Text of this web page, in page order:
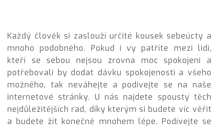
Každý člověk si zaslouží určité kousek sebeúcty a
mnoho podobného. Pokud i vy patříte mezi lidi,
kteří se sebou nejsou zrovna moc spokojeni a
potřebovali by dodat dávku spokojenosti a všeho
možného, tak neváhejte a podívejte se na naše
internetové stránky. U nás najdete spousty těch
nejdůležitějších rad, díky kterým si budete víc věřit
a budete žít konečně mnohem lépe. Podívejte se